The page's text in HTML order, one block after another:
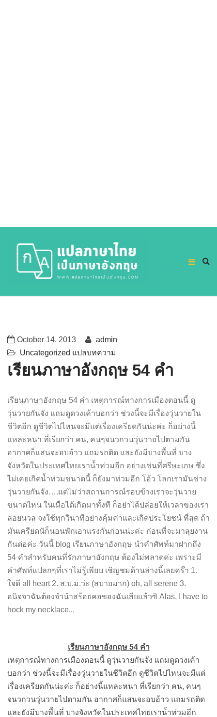
October 14, 2013
admin
Uncategorized แปลบทความ
เรียนภาษาอังกฤษ 54 คำ
เรียนภาษาอังกฤษ 54 คำ เหตุการณ์ทางการเมืองตอนนี้ ดู
วุ่นวายกันจัง แถมดูดวงเค้าบอกว่า ช่วงนี้จะมีเรื่องวุ่นวายใน
ชีวิตอีก ดูชีวิตไปไหนจะมีแต่เรื่องเครียดกันน่ะค่ะ ก็อย่างนี้
แหละหนา ที่เรียกว่า คน, คนๆจนวกวนวุ่นวายไปตามกัน
อากาศก็แสนจะอบอ้าว แถมรถติด และยังมีบางพื้นที่ บาง
จังหวัดในประเทศไทยเราน้ำท่วมอีก อย่างเช่นที่ศรีษะเกษ ซึ่ง
ไม่เคยเกิดน้ำท่วมขนาดนี้ ก็ยังมาท่วมอีก โอ้ว โลกเรามันช่าง
วุ่นวายกันจัง….แต่ไม่ว่าสถานการณ์รอบข้างเราจะวุ่นวาย
ขนาดไหน ในเมื่อได้เกิดมาทั้งที ก็อย่าได้ปล่อยให้เวลาของเรา
ลอยนวล จงใช้ทุกวินาทีอย่างคุ้มค่าและเกิดประโยชน์ ที่สุด ถ้า
มันเครียดนัก็นอนพักเอาแรงกันก่อนน่ะค่ะ ก่อนที่จะมาลุยงาน
กันต่อค่ะ วันนี้ blog เรียนภาษาอังกฤษ นำคำศัพท์มาฝากถึง
54 คำสำหรับคนที่รักภาษาอังกฤษ ต้องไม่พลาดค่ะ เพราะมี
คำศัพท์แปลกๆที่เราไม่รู้เพียบ เชิญชมด้านล่างนี้เลยคร๊า 1.
ใจดี all heart 2. ส.บ.ม.ว่ะ (สบายมาก) oh, all serene 3.
อนิจจาฉันต้องจำนำสร้อยคอของฉันเสียแล้วซิ Alas, I have to
hock my necklace...
เรียนภาษาอังกฤษ 54 คำ
เหตุการณ์ทางการเมืองตอนนี้ ดูวุ่นวายกันจัง แถมดูดวงเค้า
บอกว่า ช่วงนี้จะมีเรื่องวุ่นวายในชีวิตอีก ดูชีวิตไปไหนจะมีแต่
เรื่องเครียดกันน่ะค่ะ ก็อย่างนี้แหละหนา ที่เรียกว่า คน, คนๆ
จนวกวนวุ่นวายไปตามกัน อากาศก็แสนจะอบอ้าว แถมรถติด
และยังมีบางพื้นที่ บางจังหวัดในประเทศไทยเราน้ำท่วมอีก